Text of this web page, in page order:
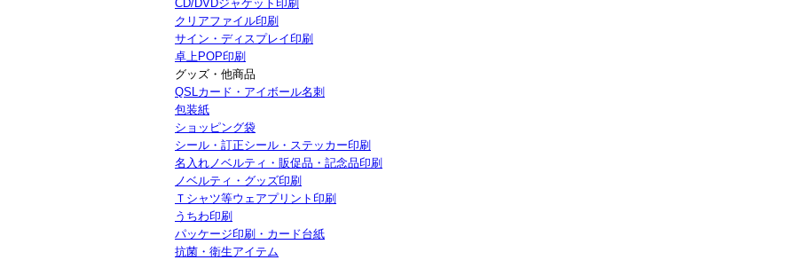
CD/DVDジャケット印刷
クリアファイル印刷
サイン・ディスプレイ印刷
卓上POP印刷
グッズ・他商品
QSLカード・アイボール名刺
包装紙
ショッピング袋
シール・訂正シール・ステッカー印刷
名入れノベルティ・販促品・記念品印刷
ノベルティ・グッズ印刷
Ｔシャツ等ウェアプリント印刷
うちわ印刷
パッケージ印刷・カード台紙
抗菌・衛生アイテム